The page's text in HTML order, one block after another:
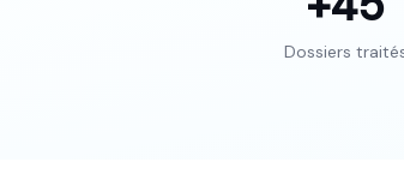
Dossiers